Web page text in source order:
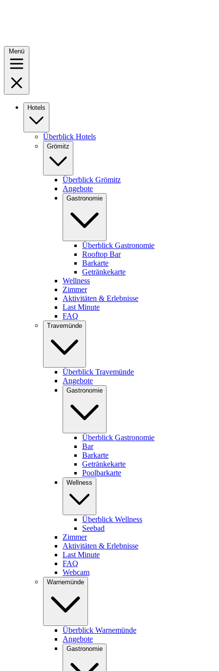
Menü
Hotels
Überblick Hotels
Grömitz
Überblick Grömitz
Angebote
Gastronomie
Überblick Gastronomie
Rooftop Bar
Barkarte
Getränkekarte
Wellness
Zimmer
Aktivitäten & Erlebnisse
Last Minute
FAQ
Travemünde
Überblick Travemünde
Angebote
Gastronomie
Überblick Gastronomie
Bar
Barkarte
Getränkekarte
Poolbarkarte
Wellness
Überblick Wellness
Seebad
Zimmer
Aktivitäten & Erlebnisse
Last Minute
FAQ
Webcam
Warnemünde
Überblick Warnemünde
Angebote
Gastronomie